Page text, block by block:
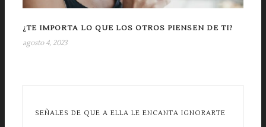
¿TE IMPORTA LO QUE LOS OTROS PIENSEN DE TI?
agosto 4, 2023
SEÑALES DE QUE A ELLA LE ENCANTA IGNORARTE